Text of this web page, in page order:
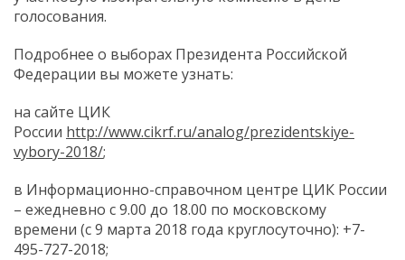
голосования.
Подробнее о выборах Президента Российской
Федерации вы можете узнать:
на сайте ЦИК
России http://www.cikrf.ru/analog/prezidentskiye-
vybory-2018/;
в Информационно-справочном центре ЦИК России
– ежедневно с 9.00 до 18.00 по московскому
времени (с 9 марта 2018 года круглосуточно): +7-
495-727-2018;